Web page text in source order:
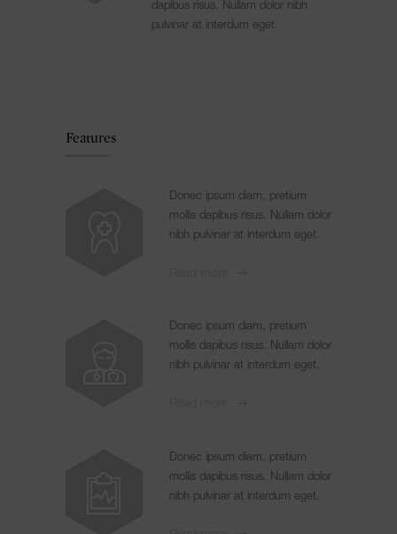
dapibus risus. Nullam dolor nibh
pulvinar at interdum eget.
Features
Donec ipsum diam, pretium
mollis dapibus risus. Nullam dolor
nibh pulvinar at interdum eget.
Donec ipsum diam, pretium
mollis dapibus risus. Nullam dolor
nibh pulvinar at interdum eget.
Donec ipsum diam, pretium
mollis dapibus risus. Nullam dolor
nibh pulvinar at interdum eget.